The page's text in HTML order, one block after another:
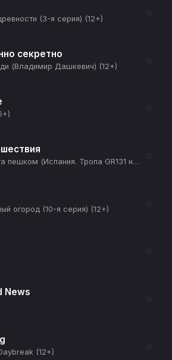
(3-я серия) (12+)
☆
секретно
(Владимир Дашкевич) (12+)
☆
☆
Вокруг света пешком (Испания. Тропа GR131 на острове Гран Канария) (12+)
☆
огород (10-я серия) (12+)
☆
☆
News ☆
(12+)
☆